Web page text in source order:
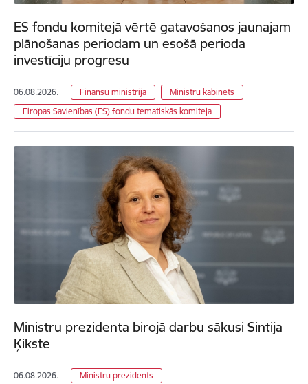
ES fondu komitejā vērtē gatavošanos jaunajam
plānošanas periodam un esošā perioda
investīciju progresu
06.08.2026. Finanšu ministrija
Ministru kabinets
Eiropas Savienības (ES) fondu tematiskās komiteja
Ministru prezidenta birojā darbu sākusi Sintija
Ķikste
06.08.2026. Ministru prezidents